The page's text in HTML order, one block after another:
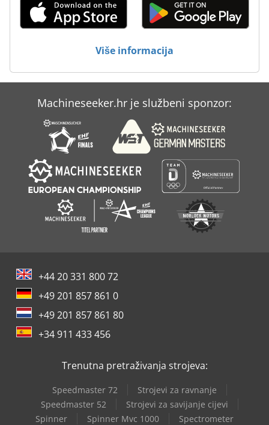
Više informacija
Machineseeker.hr je službeni sponzor:
+44 20 331 800 72
+49 201 857 861 0
+49 201 857 861 80
+34 911 433 456
Trenutna pretraživanja strojeva:
Speedmaster 72
Strojevi za ravnanje
Speedmaster 52
Strojevi za savijanje cijevi
Spinner
Spinner Mvc 1000 Spectrometer